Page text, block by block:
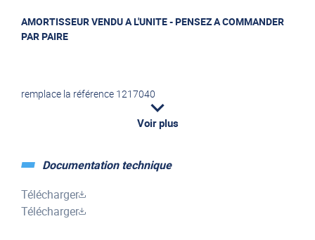
AMORTISSEUR VENDU A L'UNITE - PENSEZ A COMMANDER
PAR PAIRE
remplace la référence 1217040
Voir plus
Documentation technique
Télécharger
Télécharger